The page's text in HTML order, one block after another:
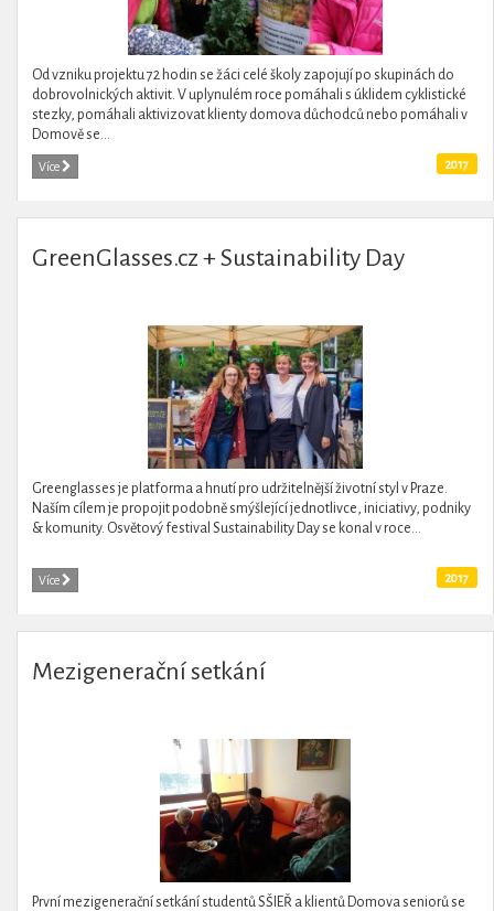
Od vzniku projektu 72 hodin se žáci celé školy zapojují po skupinách do
dobrovolnických aktivit. V uplynulém roce pomáhali s úklidem cyklistické
stezky, pomáhali aktivizovat klienty domova důchodců nebo pomáhali v
Domově se...
Více 2017
GreenGlasses.cz + Sustainability Day
Greenglasses je platforma a hnutí pro udržitelnější životní styl v Praze.
Naším cílem je propojit podobně smýšlející jednotlivce, iniciativy, podniky
& komunity. Osvětový festival Sustainability Day se konal v roce...
Více 2017
Mezigenerační setkání
První mezigenerační setkání studentů SŠIEŘ a klientů Domova seniorů se